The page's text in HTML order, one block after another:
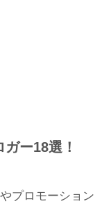
ー18選！
プロモーション